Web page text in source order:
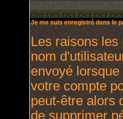
Je me suis enregistré dans le
Les raisons les
nom
envoyé
votre compte
peut-être alors
de supprimer